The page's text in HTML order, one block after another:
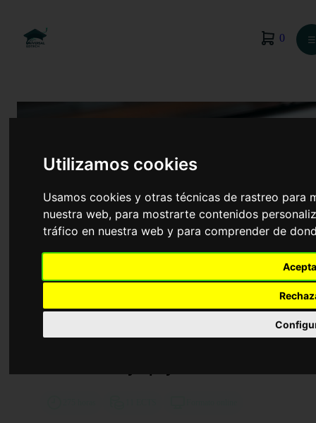
Utilizamos cookies
Usamos cookies y otras técnicas de rastreo para
nuestra web, para mostrarte contenidos
tráfico en nuestra web y para comprender de
0 ☰
Curso de Desarrollo Profesional en
Salud Mental y Trastornos